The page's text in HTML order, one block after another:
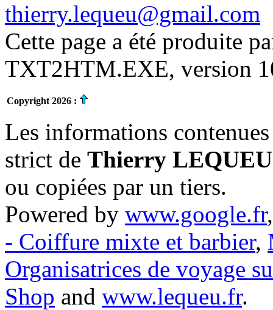
thierry.lequeu@gmail.com
Cette page a été produite
TXT2HTM.EXE, version
Copyright 2026 :
Les informations
strict de Thierry LEQUEU
ou copiées par un tiers.
Powered by www.google.fr
- Coiffure mixte et barbier,
Organisatrices de voyage
Shop and www.lequeu.fr.